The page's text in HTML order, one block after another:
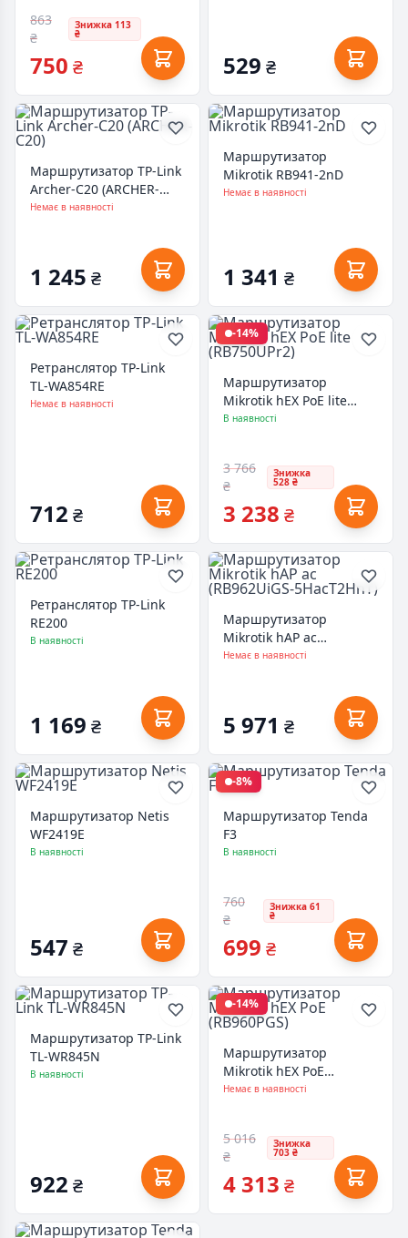
863
₴
Знижка 113
₴
750 ₴ 529 ₴
Маршрутизатор TP-Link
Archer-C20 (ARCHER-
C20)
Немає в наявності
1 245 ₴
Маршрутизатор
Mikrotik RB941-2nD
Немає в наявності
1 341 ₴
Ретранслятор TP-Link
TL-WA854RE
Немає в наявності
712 ₴
-14%
Маршрутизатор
Mikrotik hEX PoE lite
(RB750UPr2)
В наявності
3 766
₴
Знижка
528 ₴
3 238 ₴
Ретранслятор TP-Link
RE200
В наявності
1 169 ₴
Маршрутизатор
Mikrotik hAP ac
(RB962UiGS-5HacT2HnT)
Немає в наявності
5 971 ₴
Маршрутизатор Netis
WF2419E
В наявності
547 ₴
-8%
Маршрутизатор Tenda
F3
В наявності
760
₴
Знижка 61
₴
699 ₴
Маршрутизатор TP-Link
TL-WR845N
В наявності
922 ₴
-14%
Маршрутизатор
Mikrotik hEX PoE
(RB960PGS)
Немає в наявності
5 016
₴
Знижка
703 ₴
4 313 ₴